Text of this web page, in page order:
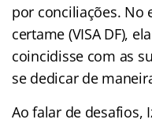
por conciliações. No
certame (VISA DF),
coincidisse com as
se dedicar de
Ao falar de desafios,